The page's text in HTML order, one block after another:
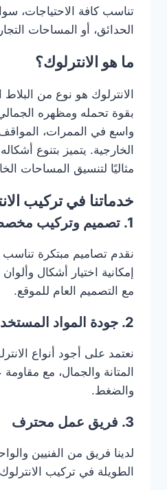
تناسب كافة الاحتياجات،
الحدائق، أو المساحات
ما هو الانترلوك؟
الانترلوك هو نوع من البلاط
بقوة تحمله ومظهره
واسع في الممرات،
الخارجية. يتميز بتنوع
مثاليًا لتنسيق المساحات
خدماتنا في تركيب
1. تصميم وتركيب مخصص
نقدم تصاميم مبتكرة تناسب
إمكانية اختيار أشكال
مع التصميم العام للموقع.
2. جودة المواد المستخدمة
نعتمد على أجود أنواع
المتانة والجمال، مع مقاومة
والضغط.
3. فريق عمل محترف
لدينا فريق من الفنيين
الطويلة في تركيب